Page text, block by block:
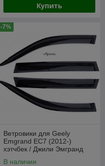
Купить
-7%
Ветровики для Geely
Emgrand EC7 (2012-)
хэтчбек / Джили Эмгранд
В наличии